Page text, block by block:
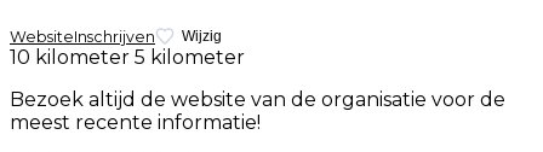
WebsiteInschrijven Wijzig
10 kilometer 5 kilometer
Bezoek altijd de website van de organisatie voor de
meest recente informatie!